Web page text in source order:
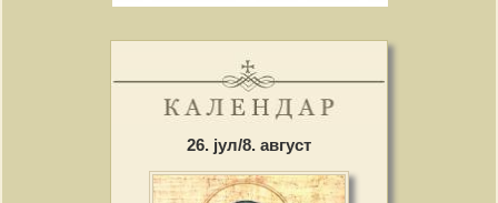
26. јул/8. август